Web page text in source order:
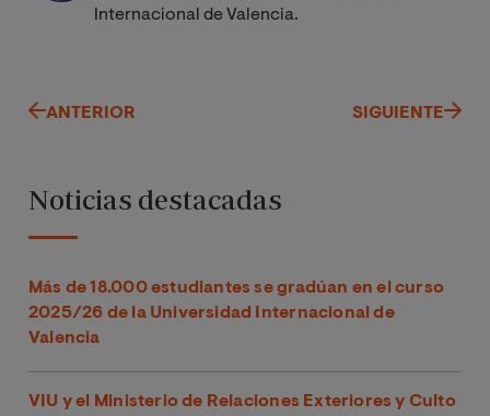
Internacional de Valencia.
ANTERIOR SIGUIENTE
Noticias destacadas
Más de 18.000 estudiantes se gradúan en el curso
2025/26 de la Universidad Internacional de
Valencia
VIU y el Ministerio de Relaciones Exteriores y Culto